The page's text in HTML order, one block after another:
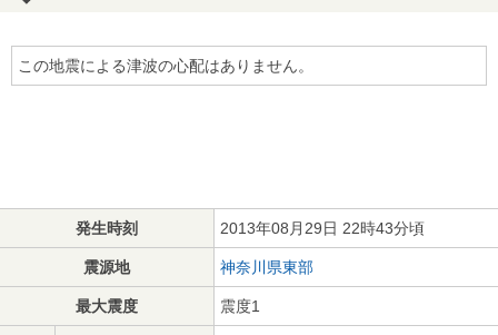
この地震による津波の心配はありません。
発生時刻 2013年08月29日 22時43分頃
震源地 神奈川県東部
最大震度 震度1